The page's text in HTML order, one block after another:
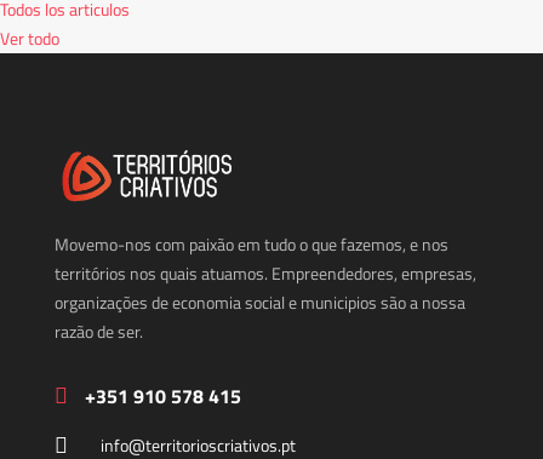
Todos los articulos
Ver todo
Movemo-nos com paixão em tudo o que fazemos, e nos
territórios nos quais atuamos. Empreendedores, empresas,
organizações de economia social e municipios são a nossa
razão de ser.
+351 910 578 415
info@territorioscriativos.pt